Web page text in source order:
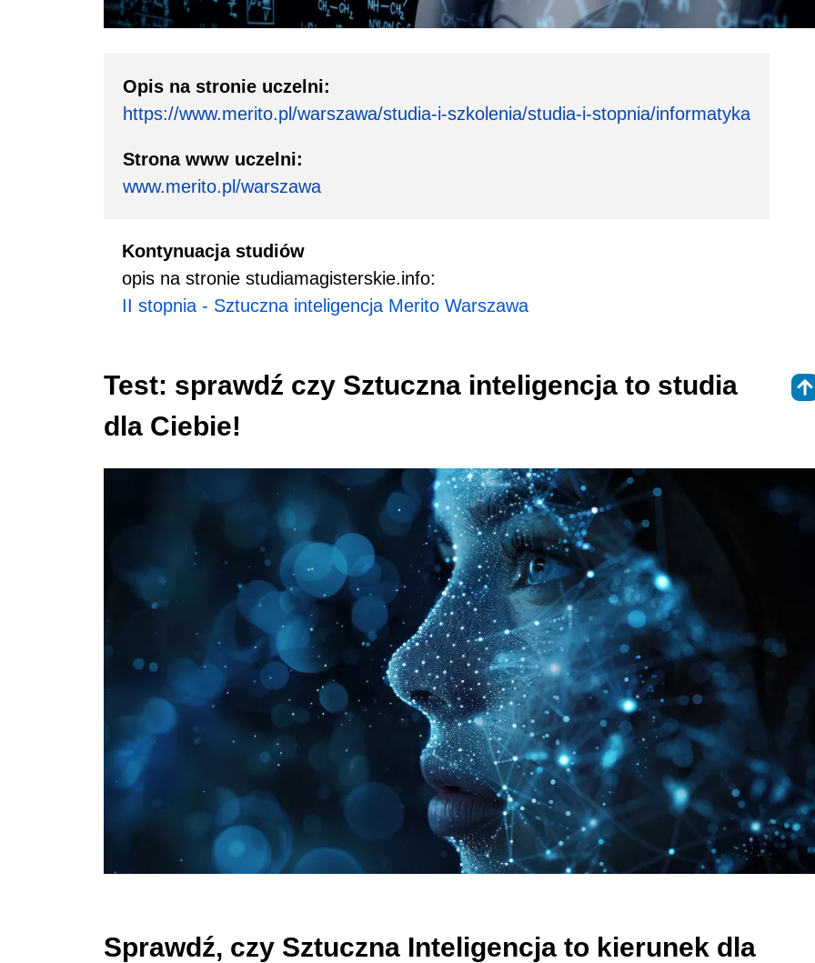
Opis na stronie uczelni:
https://www.merito.pl/warszawa/studia-i-szkolenia/studia-i-stopnia/informatyka
Strona www uczelni:
www.merito.pl/warszawa
Kontynuacja studiów
opis na stronie studiamagisterskie.info:
II stopnia - Sztuczna inteligencja Merito Warszawa
Test: sprawdź czy Sztuczna inteligencja to studia
dla Ciebie!
Sprawdź, czy Sztuczna Inteligencja to kierunek dla